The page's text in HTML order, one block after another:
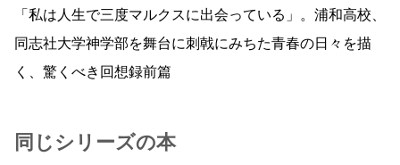
「私は人生で三度マルクスに出会っている」。浦和高校、
同志社大学神学部を舞台に刺戟にみちた青春の日々を描
く、驚くべき回想録前篇
同じシリーズの本